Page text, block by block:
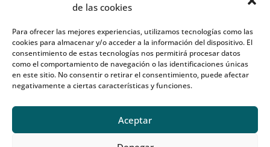
de las cookies
Para ofrecer las mejores experiencias, utilizamos tecnologías como las
cookies para almacenar y/o acceder a la información del dispositivo. El
consentimiento de estas tecnologías nos permitirá procesar datos
como el comportamiento de navegación o las identificaciones únicas
en este sitio. No consentir o retirar el consentimiento, puede afectar
negativamente a ciertas características y funciones.
Aceptar